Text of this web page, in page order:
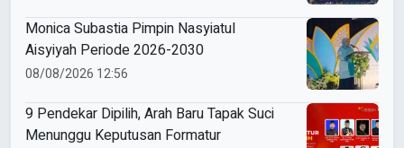
Monica Subastia Pimpin Nasyiatul
Aisyiyah Periode 2026-2030
08/08/2026 12:56
9 Pendekar Dipilih, Arah Baru Tapak Suci
Menunggu Keputusan Formatur